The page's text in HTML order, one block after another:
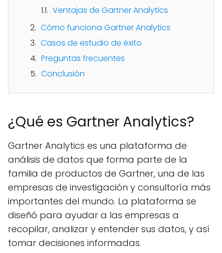
Ventajas de Gartner Analytics
Cómo funciona Gartner Analytics
Casos de estudio de éxito
Preguntas frecuentes
Conclusión
¿Qué es Gartner Analytics?
Gartner Analytics es una plataforma de
análisis de datos que forma parte de la
familia de productos de Gartner, una de las
empresas de investigación y consultoría más
importantes del mundo. La plataforma se
diseñó para ayudar a las empresas a
recopilar, analizar y entender sus datos, y así
tomar decisiones informadas.